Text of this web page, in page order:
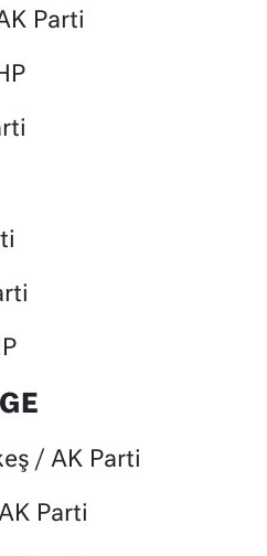
Parti
/ AK Parti
Parti